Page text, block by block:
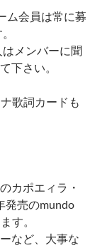
ム会員は常に募
メンバーに聞
下さい。
歌詞カードも
カポエィラ・
発売のmundo
す。
など、大事な